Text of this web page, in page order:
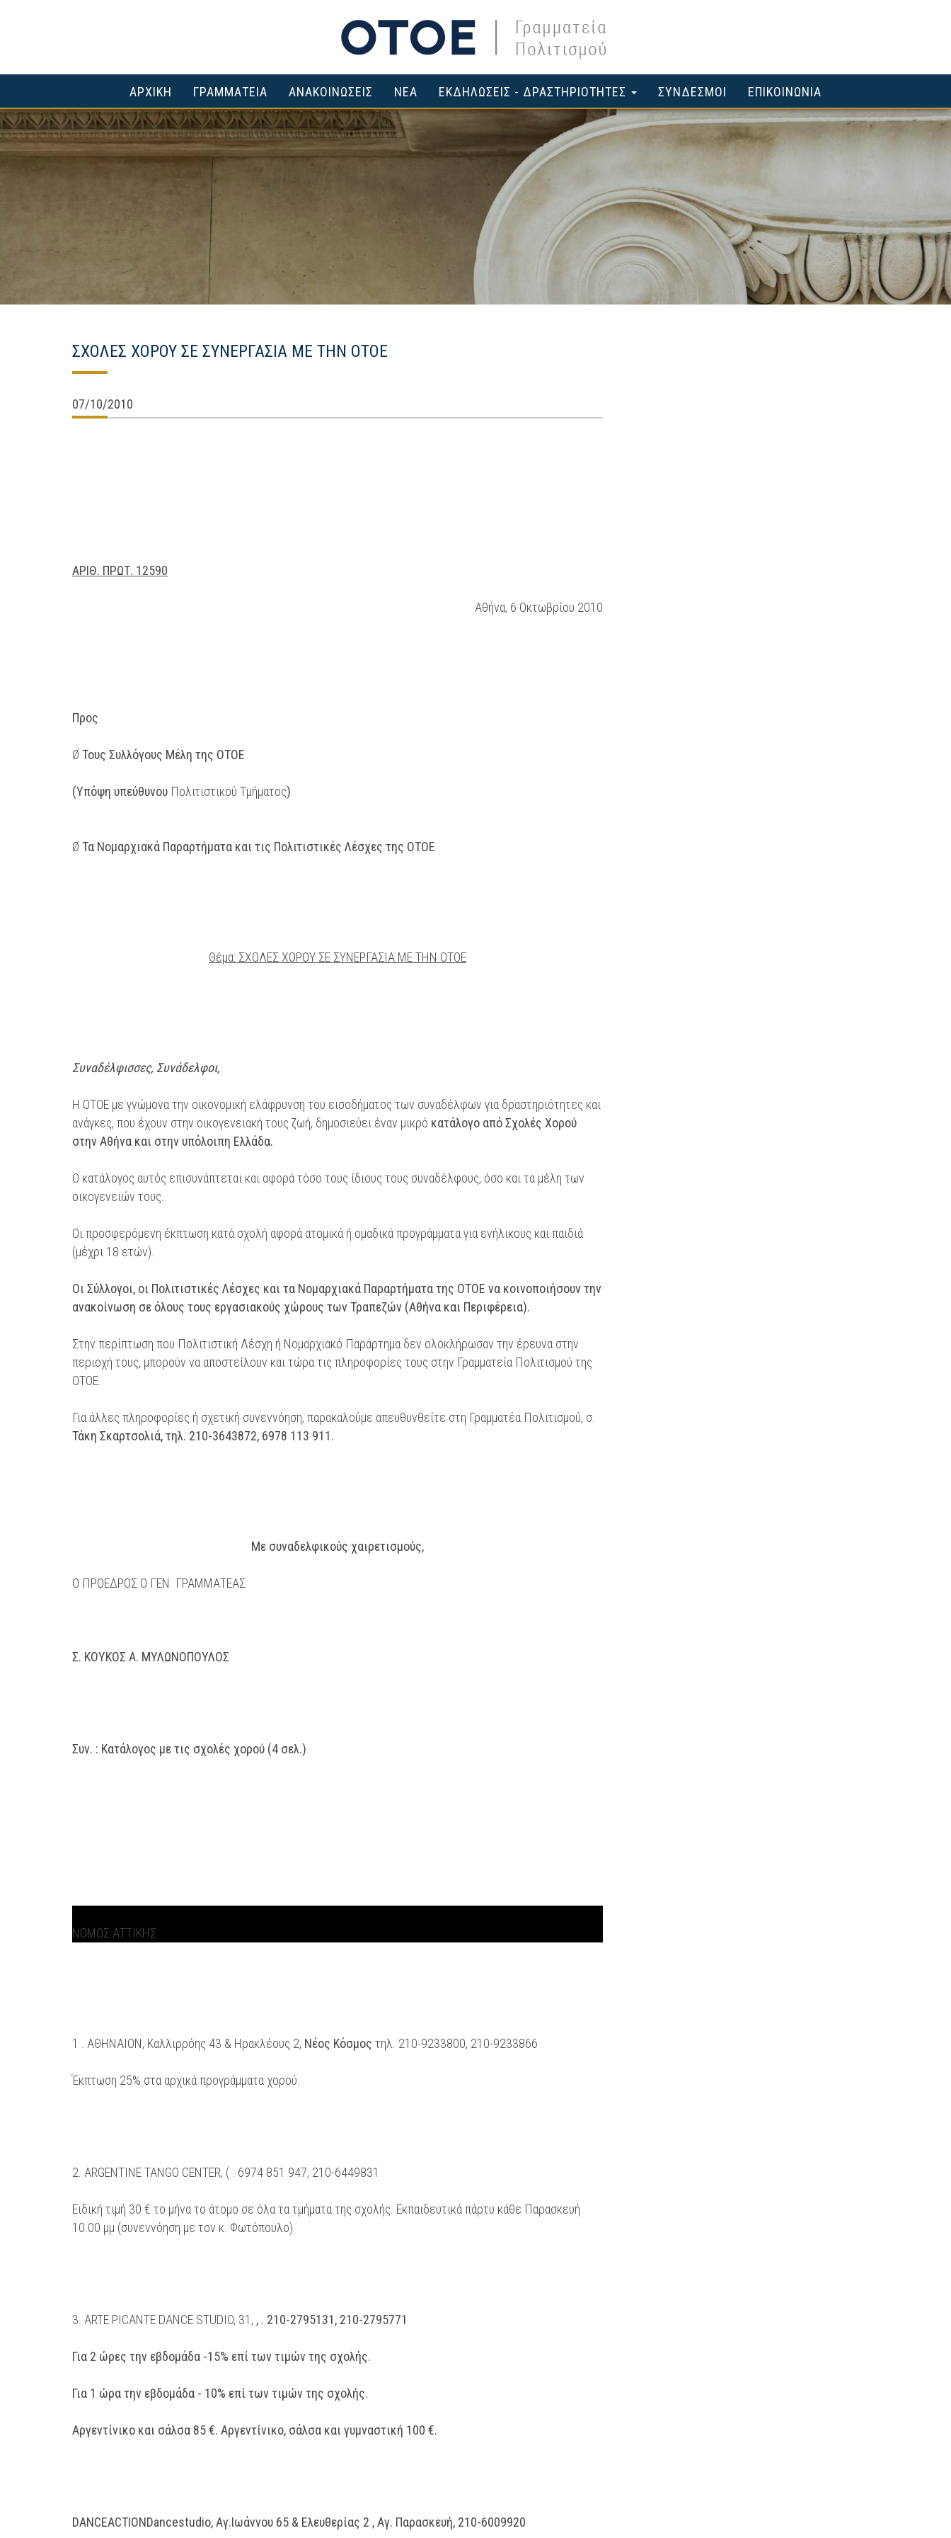
ΑΡΧΙΚΗ ΓΡΑΜΜΑΤΕΙΑ ΑΝΑΚΟΙΝΩΣΕΙΣ ΝΕΑ ΕΚΔΗΛΩΣΕΙΣ - ΔΡΑΣΤΗΡΙΟΤΗΤΕΣ ΣΥΝΔΕΣΜΟΙ ΕΠΙΚΟΙΝΩΝΙΑ
ΣΧΟΛΕΣ ΧΟΡΟΥ ΣΕ ΣΥΝΕΡΓΑΣΙΑ ΜΕ ΤΗΝ ΟΤΟΕ
07/10/2010
ΑΡΙΘ. ΠΡΩΤ. 12590
Αθήνα, 6 Οκτωβρίου 2010
Προς
Ø Τους Συλλόγους Μέλη της ΟΤΟΕ
(Υπόψη υπεύθυνου Πολιτιστικού Τμήματος)
Ø Τα Νομαρχιακά Παραρτήματα και τις Πολιτιστικές Λέσχες της ΟΤΟΕ
Θέμα: ΣΧΟΛΕΣ ΧΟΡΟΥ ΣΕ ΣΥΝΕΡΓΑΣΙΑ ΜΕ ΤΗΝ ΟΤΟΕ
Συναδέλφισσες, Συνάδελφοι,
Η ΟΤΟΕ με γνώμονα την οικονομική ελάφρυνση του εισοδήματος των συναδέλφων για δραστηριότητες και
ανάγκες, που έχουν στην οικογενειακή τους ζωή, δημοσιεύει έναν μικρό κατάλογο από Σχολές Χορού
στην Αθήνα και στην υπόλοιπη Ελλάδα.
Ο κατάλογος αυτός επισυνάπτεται και αφορά τόσο τους ίδιους τους συναδέλφους, όσο και τα μέλη των
οικογενειών τους.
Οι προσφερόμενη έκπτωση κατά σχολή αφορά ατομικά ή ομαδικά προγράμματα για ενήλικους και παιδιά
(μέχρι 18 ετών).
Οι Σύλλογοι, οι Πολιτιστικές Λέσχες και τα Νομαρχιακά Παραρτήματα της ΟΤΟΕ να κοινοποιήσουν την
ανακοίνωση σε όλους τους εργασιακούς χώρους των Τραπεζών (Αθήνα και Περιφέρεια).
Στην περίπτωση που Πολιτιστική Λέσχη ή Νομαρχιακό Παράρτημα δεν ολοκλήρωσαν την έρευνα στην
περιοχή τους, μπορούν να αποστείλουν και τώρα τις πληροφορίες τους στην Γραμματεία Πολιτισμού της
ΟΤΟΕ.
Για άλλες πληροφορίες ή σχετική συνεννόηση, παρακαλούμε απευθυνθείτε στη Γραμματέα Πολιτισμού, σ.
Τάκη Σκαρτσολιά, τηλ. 210-3643872, 6978 113 911.
Με συναδελφικούς χαιρετισμούς,
Ο ΠΡΟΕΔΡΟΣ Ο ΓΕΝ. ΓΡΑΜΜΑΤΕΑΣ
Σ. ΚΟΥΚΟΣ Α. ΜΥΛΩΝΟΠΟΥΛΟΣ
Συν. : Κατάλογος με τις σχολές χορού (4 σελ.)
ΝΟΜΟΣ ΑΤΤΙΚΗΣ
1 . ΑΘΗΝΑΙΟΝ, Καλλιρρόης 43 & Ηρακλέους 2, Νέος Κόσμος τηλ. 210-9233800, 210-9233866
Έκπτωση 25% στα αρχικά προγράμματα χορού.
2. ARGENTINE TANGO CENTER, ( . 6974 851 947, 210-6449831
Ειδική τιμή 30 € το μήνα το άτομο σε όλα τα τμήματα της σχολής. Εκπαιδευτικά πάρτυ κάθε Παρασκευή
10.00 μμ (συνεννόηση με τον κ. Φωτόπουλο).
3. ARTE PICANTE DANCE STUDIO, 31, , . 210-2795131, 210-2795771
Για 2 ώρες την εβδομάδα -15% επί των τιμών της σχολής.
Για 1 ώρα την εβδομάδα - 10% επί των τιμών της σχολής.
Αργεντίνικο και σάλσα 85 €. Αργεντίνικο, σάλσα και γυμναστική 100 €.
DANCEACTIONDancestudio, Αγ.Ιωάννου 65 & Ελευθερίας 2 ,Αγ. Παρασκευή, 210-6009920